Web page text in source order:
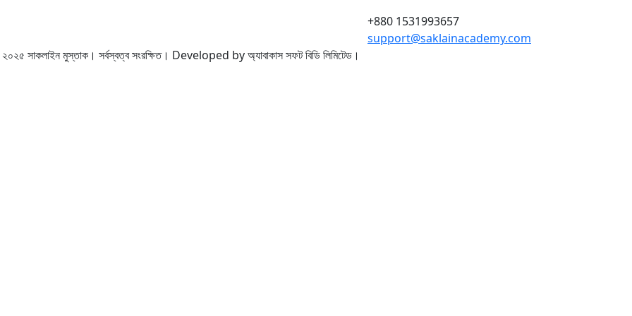
+880 1531993657
support@saklainacademy.com
সাকলাইন মুস্তাক। সর্বস্বত্ব সংরক্ষিত। Developed by অ্যাবাকাস সফট বিডি লিমিটেড।